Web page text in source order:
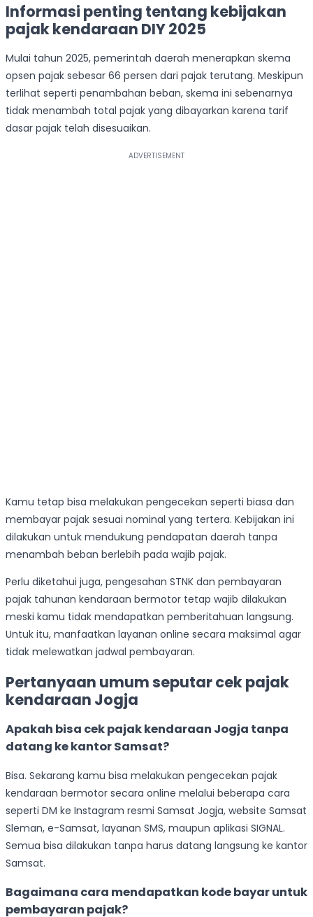
Informasi penting tentang kebijakan
pajak kendaraan DIY 2025
Mulai tahun 2025, pemerintah daerah menerapkan skema
opsen pajak sebesar 66 persen dari pajak terutang. Meskipun
terlihat seperti penambahan beban, skema ini sebenarnya
tidak menambah total pajak yang dibayarkan karena tarif
dasar pajak telah disesuaikan.
Kamu tetap bisa melakukan pengecekan seperti biasa dan
membayar pajak sesuai nominal yang tertera. Kebijakan ini
dilakukan untuk mendukung pendapatan daerah tanpa
menambah beban berlebih pada wajib pajak.
Perlu diketahui juga, pengesahan STNK dan pembayaran
pajak tahunan kendaraan bermotor tetap wajib dilakukan
meski kamu tidak mendapatkan pemberitahuan langsung.
Untuk itu, manfaatkan layanan online secara maksimal agar
tidak melewatkan jadwal pembayaran.
Pertanyaan umum seputar cek pajak
kendaraan Jogja
Apakah bisa cek pajak kendaraan Jogja tanpa
datang ke kantor Samsat?
Bisa. Sekarang kamu bisa melakukan pengecekan pajak
kendaraan bermotor secara online melalui beberapa cara
seperti DM ke Instagram resmi Samsat Jogja, website Samsat
Sleman, e-Samsat, layanan SMS, maupun aplikasi SIGNAL.
Semua bisa dilakukan tanpa harus datang langsung ke kantor
Samsat.
Bagaimana cara mendapatkan kode bayar untuk
pembayaran pajak?